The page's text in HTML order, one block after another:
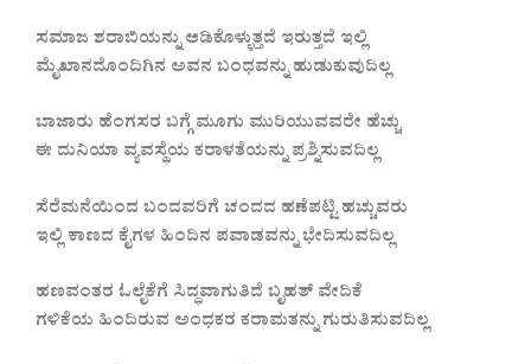
ಸಮಾಜ ಶರಾಬಿಯನ್ನು ಆಡಿಕೊಳ್ಳುತ್ತದೆ ಇರುತ್ತದೆ ಇಲ್ಲಿ
ಮೈಖಾನದೊಂದಿಗಿನ ಅವನ ಬಂಧವನ್ನು ಹುಡುಕುವುದಿಲ್ಲ
ಬಾಜಾರು ಹೆಂಗಸರ ಬಗ್ಗೆ ಮೂಗು ಮುರಿಯುವವರೇ ಹೆಚ್ಚು
ಈ ದುನಿಯಾ ವ್ಯವಸ್ಥೆಯ ಕರಾಳತೆಯನ್ನು ಪ್ರಶ್ನಿಸುವದಿಲ್ಲ
ಸೆರೆಮನೆಯಿಂದ ಬಂದವರಿಗೆ ಚಂದದ ಹಣೆಪಟ್ಟಿ ಹಚ್ಚುವರು
ಇಲ್ಲಿ ಕಾಣದ ಕೈಗಳ ಹಿಂದಿನ ಪವಾಡವನ್ನು ಭೇದಿಸುವದಿಲ್ಲ
ಹಣವಂತರ ಓಲೈಕೆಗೆ ಸಿದ್ಧವಾಗುತಿದೆ ಬೃಹತ್ ವೇದಿಕೆ
ಗಳಿಕೆಯ ಹಿಂದಿರುವ ಅಂಧಕರ ಕರಾಮತನ್ನು ಗುರುತಿಸುವದಿಲ್ಲ